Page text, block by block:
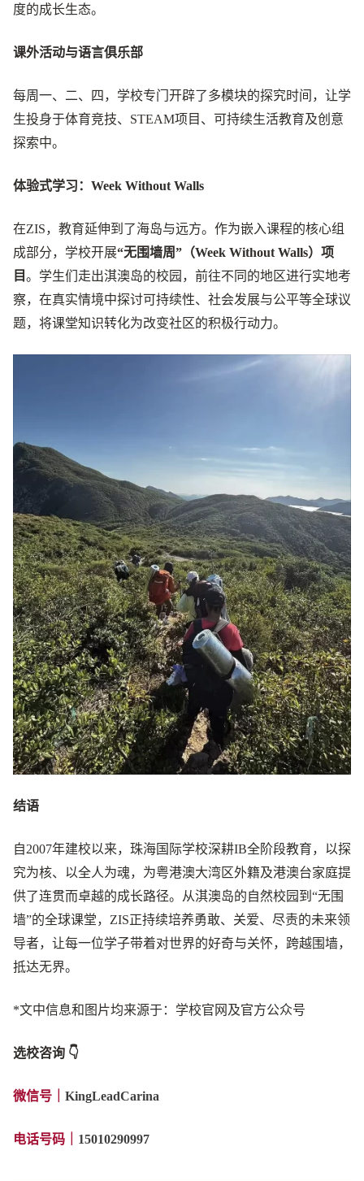
度的成长生态。
课外活动与语言俱乐部
每周一、二、四，学校专门开辟了多模块的探究时间，让学
生投身于体育竞技、STEAM项目、可持续生活教育及创意
探索中。
体验式学习：Week Without Walls
在ZIS，教育延伸到了海岛与远方。作为嵌入课程的核心组
成部分，学校开展“无围墙周”（Week Without Walls）项
目。学生们走出淇澳岛的校园，前往不同的地区进行实地考
察，在真实情境中探讨可持续性、社会发展与公平等全球议
题，将课堂知识转化为改变社区的积极行动力。
结语
自2007年建校以来，珠海国际学校深耕IB全阶段教育，以探
究为核、以全人为魂，为粤港澳大湾区外籍及港澳台家庭提
供了连贯而卓越的成长路径。从淇澳岛的自然校园到“无围
墙”的全球课堂，ZIS正持续培养勇敢、关爱、尽责的未来领
导者，让每一位学子带着对世界的好奇与关怀，跨越围墙，
抵达无界。
*文中信息和图片均来源于：学校官网及官方公众号
选校咨询 👇
微信号 KingLeadCarina
电话号码｜ 15010290997